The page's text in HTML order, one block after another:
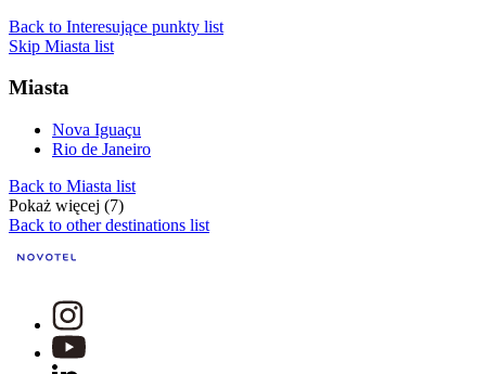
Back to Interesujące punkty list
Skip Miasta list
Miasta
Nova Iguaçu
Rio de Janeiro
Back to Miasta list
Pokaż więcej (7)
Back to other destinations list